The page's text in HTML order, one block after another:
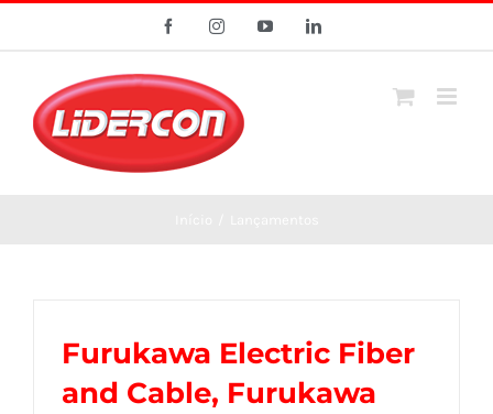
conteúdo
FacebookInstagramYouTubeLinkedIn
Furukawa Electric Fiber
and Cable, Furukawa